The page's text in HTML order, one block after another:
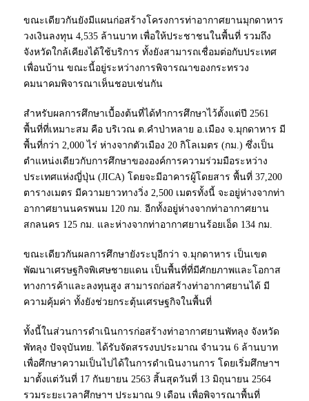
ขณะเดียวกันยังมีแผนก่อสร้างโครงการท่าอากาศยานมุกดาหาร
วงเงินลงทุน 4,535 ล้านบาท เพื่อให้ประชาชนในพื้นที่ รวมถึง
จังหวัดใกล้เคียงได้ใช้บริการ ทั้งยังสามารถเชื่อมต่อกับประเทศ
เพื่อนบ้าน ขณะนี้อยู่ระหว่างการพิจารณาของกระทรวง
คมนาคมพิจารณาเห็นชอบเช่นกัน
สำหรับผลการศึกษาเบื้องต้นที่ได้ทำการศึกษาไว้ตั้งแต่ปี 2561
พื้นที่ที่เหมาะสม คือ บริเวณ ต.คำป่าหลาย อ.เมือง จ.มุกดาหาร มี
พื้นที่กว่า 2,000 ไร่ ห่างจากตัวเมือง 20 กิโลเมตร (กม.) ซึ่งเป็น
ตำแหน่งเดียวกับการศึกษาขององค์การความร่วมมือระหว่าง
ประเทศแห่งญี่ปุ่น (JICA) โดยจะมีอาคารผู้โดยสาร พื้นที่ 37,200
ตารางเมตร มีความยาวทางวิ่ง 2,500 เมตรทั้งนี้ จะอยู่ห่างจากท่า
อากาศยานนครพนม 120 กม. อีกทั้งอยู่ห่างจากท่าอากาศยาน
สกลนคร 125 กม. และห่างจากท่าอากาศยานร้อยเอ็ด 134 กม.
ขณะเดียวกันผลการศึกษายังระบุอีกว่า จ.มุกดาหาร เป็นเขต
พัฒนาเศรษฐกิจพิเศษชายแดน เป็นพื้นที่ที่มีศักยภาพและโอกาส
ทางการค้าและลงทุนสูง สามารถก่อสร้างท่าอากาศยานได้ มี
ความคุ้มค่า ทั้งยังช่วยกระตุ้นเศรษฐกิจในพื้นที่
ทั้งนี้ในส่วนการดำเนินการก่อสร้างท่าอากาศยานพัทลุง จังหวัด
พัทลุง ปัจจุบันทย. ได้รับจัดสรรงบประมาณ จำนวน 6 ล้านบาท
เพื่อศึกษาความเป็นไปได้ในการดำเนินงานการ โดยเริ่มศึกษาฯ
มาตั้งแต่วันที่ 17 กันยายน 2563 สิ้นสุดวันที่ 13 มิถุนายน 2564
รวมระยะเวลาศึกษาฯ ประมาณ 9 เดือน เพื่อพิจารณาพื้นที่